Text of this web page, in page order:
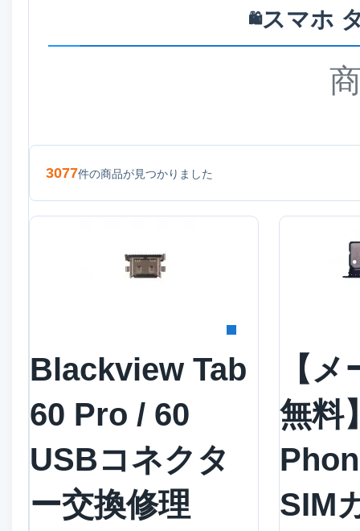
🛍️スマホ
3077件の商品が見つかりました
Blackview Tab
60 Pro / 60
USBコネクタ
ー交換修理
【
無料
SIM